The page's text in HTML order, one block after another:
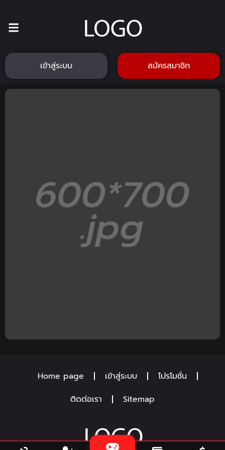
เข้าสู่ระบบ สมัครสมาชิก
Home page เข้าสู่ระบบ
โปรโมชั่น
ติดต่อเรา
Sitemap